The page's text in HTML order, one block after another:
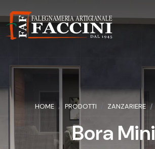
HOME PRODOTTI ZANZARIERE
Bora Mini